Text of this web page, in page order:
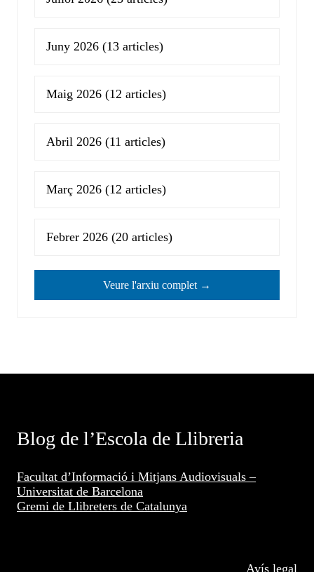
Juny 2026 (13 articles)
Maig 2026 (12 articles)
Abril 2026 (11 articles)
Març 2026 (12 articles)
Febrer 2026 (20 articles)
Veure l'arxiu complet →
Blog de l’Escola de Llibreria
Facultat d’Informació i Mitjans Audiovisuals –
Universitat de Barcelona
Gremi de Llibreters de Catalunya
Avís legal